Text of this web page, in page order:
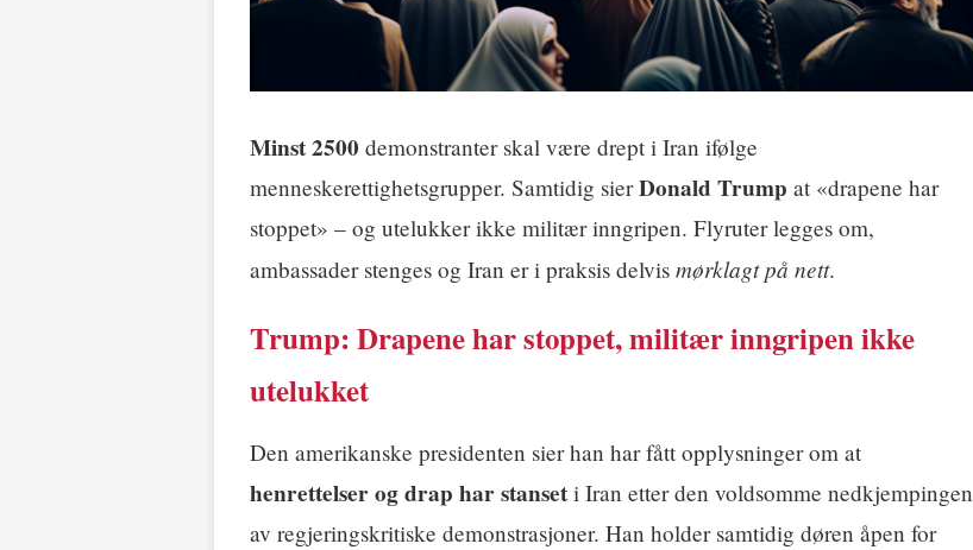
Minst 2500 demonstranter skal være drept i Iran ifølge
menneskerettighetsgrupper. Samtidig sierDonald Trump at «drapene har
stoppet» – og utelukker ikke militær inngripen. Flyruter legges om,
ambassader stenges og Iran er i praksis delvis mørklagt på nett.
Trump: Drapene har stoppet, militær inngripen ikke
utelukket
Den amerikanske presidenten sier han har fått opplysninger om at
henrettelser og drap har stanset i Iran etter den voldsomme nedkjempingen
av regjeringskritiske demonstrasjoner. Han holder samtidig døren åpen for